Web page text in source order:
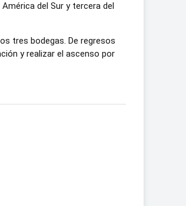
del Sur y tercera del
tres bodegas. De regresos
y realizar el ascenso por